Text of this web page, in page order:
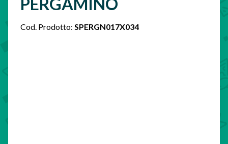
Cod. Prodotto: SPERGN017X034